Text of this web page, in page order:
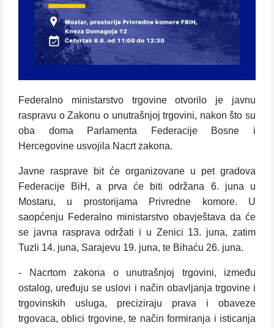
Federalno ministarstvo trgovine otvorilo je javnu
raspravu o Zakonu o unutrašnjoj trgovini, nakon što su
oba doma Parlamenta Federacije Bosne i
Hercegovine usvojila Nacrt zakona.
Javne rasprave bit će organizovane u pet gradova
Federacije BiH, a prva će biti održana 6. juna u
Mostaru, u prostorijama Privredne komore. U
saopćenju Federalno ministarstvo obavještava da će
se javna rasprava održati i u Zenici 13. juna, zatim
Tuzli 14. juna, Sarajevu 19. juna, te Bihaću 26. juna.
- Nacrtom zakona o unutrašnjoj trgovini, između
ostalog, uređuju se uslovi i način obavljanja trgovine i
trgovinskih usluga, preciziraju prava i obaveze
trgovaca, oblici trgovine, te način formiranja i isticanja